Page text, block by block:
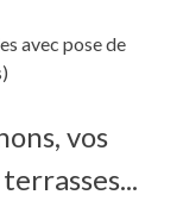
avec pose de
vos